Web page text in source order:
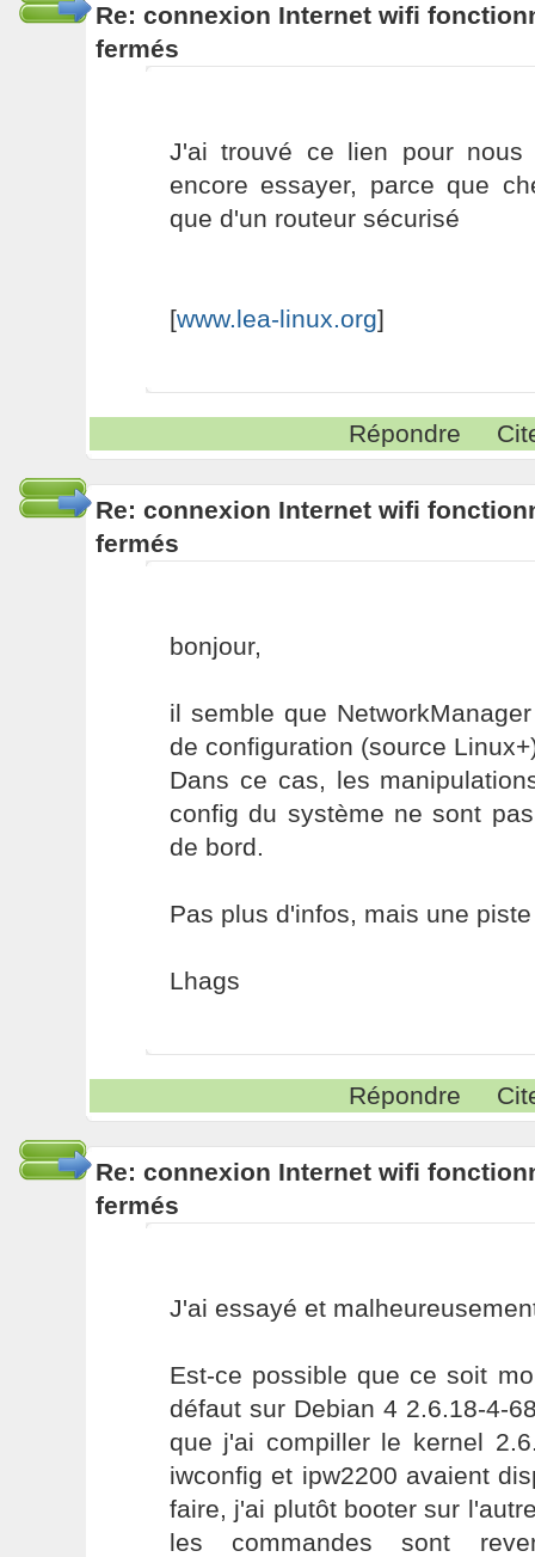
Re: connexion Internet wifi
fermés
J'ai trouvé ce lien pour
encore essayer, parce que
que d'un routeur sécurisé
[www.lea-linux.org]
Répondre
Re: connexion Internet wifi
fermés
bonjour,
il semble que
de configuration (source
Dans ce cas, les
config du système ne sont
de bord.
Pas plus d'infos, mais une
Lhags
Répondre
Re: connexion Internet wifi
fermés
J'ai essayé et
Est-ce possible que ce soit
défaut sur Debian 4 2.6.18-4-
que j'ai compiller le kernel
iwconfig et ipw2200 avaient
faire, j'ai plutôt booter sur
les commandes sont